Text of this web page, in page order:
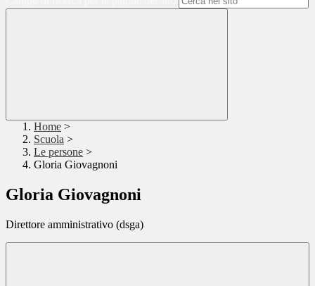
Home >
Scuola >
Le persone >
Gloria Giovagnoni
Gloria Giovagnoni
Direttore amministrativo (dsga)